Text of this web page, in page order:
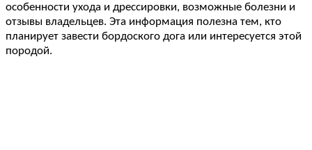
особенности ухода и дрессировки, возможные болезни и
отзывы владельцев. Эта информация полезна тем, кто
планирует завести бордоского дога или интересуется этой
породой.